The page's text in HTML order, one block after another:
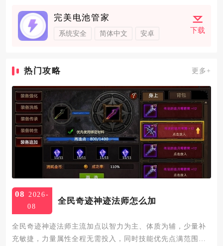
完美电池管家
系统安全 简体中文 安卓 下载
热门攻略 更多+
08 2026-
08
全民奇迹神迹法师怎么加
全民奇迹神迹法师主流加点以智力为主、体质为辅，少量补
充敏捷，力量属性全程无需投入，同时技能优先点满范围输